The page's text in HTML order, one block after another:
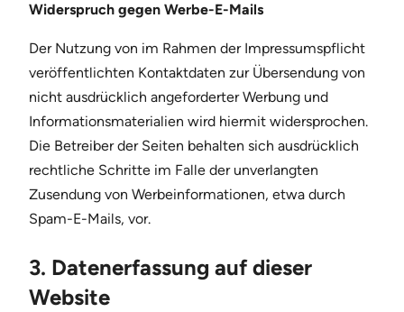
Widerspruch gegen Werbe-E-Mails
Der Nutzung von im Rahmen der Impressumspflicht
veröffentlichten Kontaktdaten zur Übersendung von
nicht ausdrücklich angeforderter Werbung und
Informationsmaterialien wird hiermit widersprochen.
Die Betreiber der Seiten behalten sich ausdrücklich
rechtliche Schritte im Falle der unverlangten
Zusendung von Werbeinformationen, etwa durch
Spam-E-Mails, vor.
3. Datenerfassung auf dieser
Website